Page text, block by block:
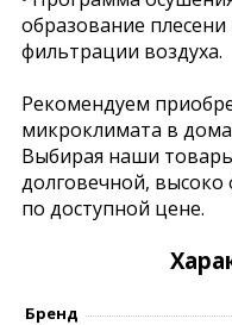
образование
фильтрации воздуха.
Рекомендуем
микроклимата в
Выбирая наши
долговечной,
по доступной цене.
Бренд